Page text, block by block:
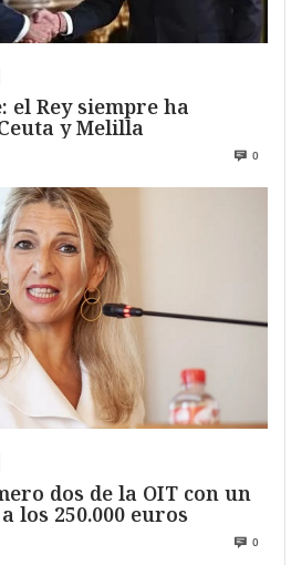
el Rey siempre ha
y Melilla
0
dos de la OIT con un
los 250.000 euros
0